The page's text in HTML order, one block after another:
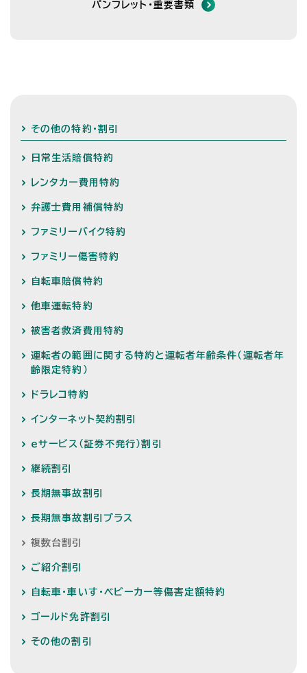
パンフレット・重要書類
その他の特約・割引
日常生活賠償特約
レンタカー費用特約
弁護士費用補償特約
ファミリーバイク特約
ファミリー傷害特約
自転車賠償特約
他車運転特約
被害者救済費用特約
運転者の範囲に関する特約と運転者年齢条件（運転者年
齢限定特約）
ドラレコ特約
インターネット契約割引
ｅサービス（証券不発行）割引
継続割引
長期無事故割引
長期無事故割引プラス
複数台割引
ご紹介割引
自転車・車いす・ベビーカー等傷害定額特約
ゴールド免許割引
その他の割引